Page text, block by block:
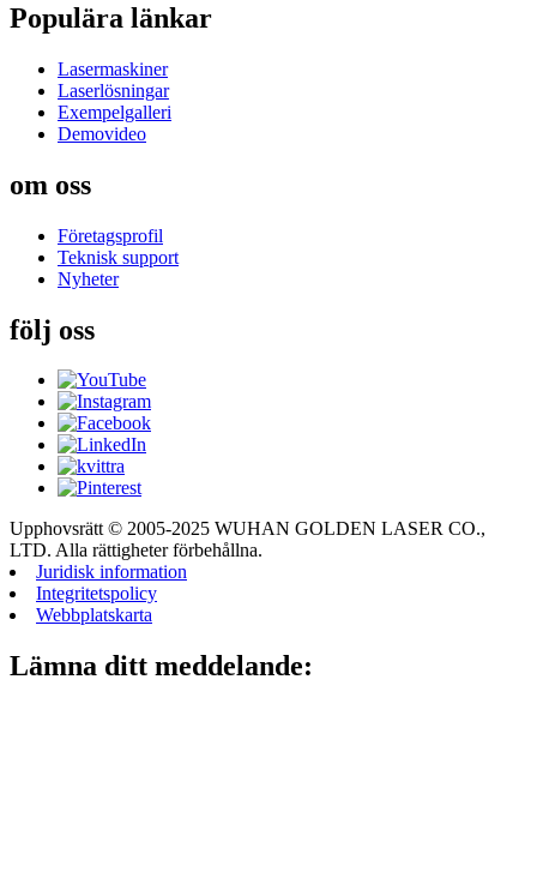
Populära länkar
Lasermaskiner
Laserlösningar
Exempelgalleri
Demovideo
om oss
Företagsprofil
Teknisk support
Nyheter
följ oss
Upphovsrätt © 2005-2025 WUHAN GOLDEN LASER CO.,
LTD. Alla rättigheter förbehållna.
Juridisk information
Integritetspolicy
Webbplatskarta
Lämna ditt meddelande: